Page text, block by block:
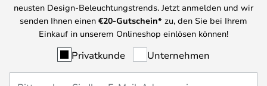
neusten Design-Beleuchtungstrends. Jetzt anmelden und wir
senden Ihnen einen €20-Gutschein* zu, den Sie bei Ihrem
Einkauf in unserem Onlineshop einlösen können!
Privatkunde Unternehmen